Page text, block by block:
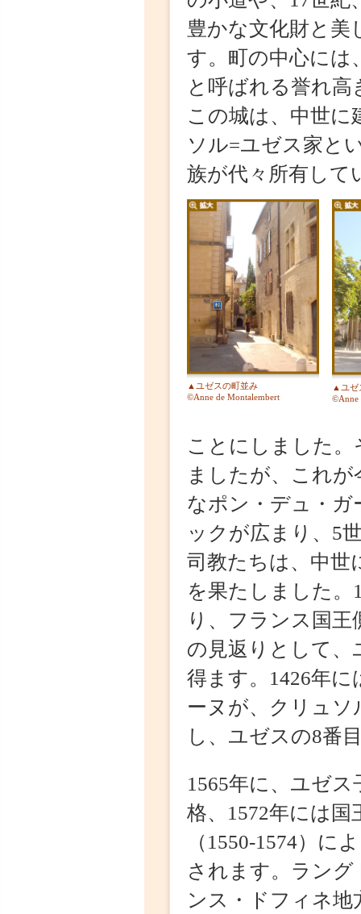
す。町の中心には
と呼ばれる誉れ高
この城は、中世に
ソル=ユゼス家とい
族が代々所有して
▲ユゼスの町並み
©Anne de Montalembert
▲ユゼスの
©Anne de
ことにしました。
なポン・デュ・ガ
ックが広まり、5世
司教たちは、中世
を果たしました。
り、フランス国王
の見返りとして、
得ます。1426年に
ーヌが、クリュソ
し、ユゼスの8番目
1565年に、ユゼス
格、1572年には国
されます。ラング
ンス・ドフィネ地
務めていたユゼス
ソル男爵でもある
（1528-1573）が